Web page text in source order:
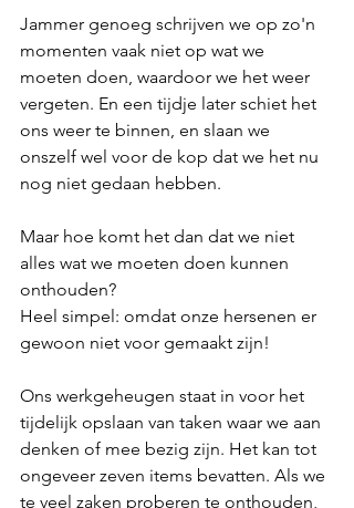
Jammer genoeg schrijven we op zo'n
momenten vaak niet op wat we
moeten doen, waardoor we het weer
vergeten. En een tijdje later schiet het
ons weer te binnen, en slaan we
onszelf wel voor de kop dat we het nu
nog niet gedaan hebben.
Maar hoe komt het dan dat we niet
alles wat we moeten doen kunnen
onthouden?
Heel simpel: omdat onze hersenen er
gewoon niet voor gemaakt zijn!
Ons werkgeheugen staat in voor het
tijdelijk opslaan van taken waar we aan
denken of mee bezig zijn. Het kan tot
ongeveer zeven items bevatten. Als we
te veel zaken proberen te onthouden,